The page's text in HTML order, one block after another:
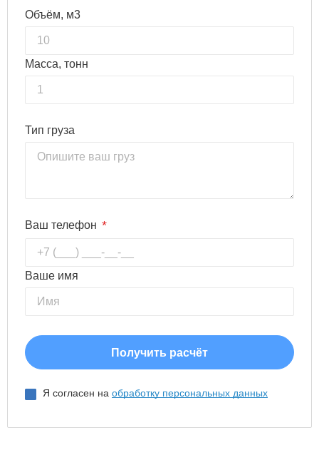
Объём, м3
Масса, тонн
Тип груза
Ваш телефон *
Ваше имя
Я согласен на обработку персональных данных